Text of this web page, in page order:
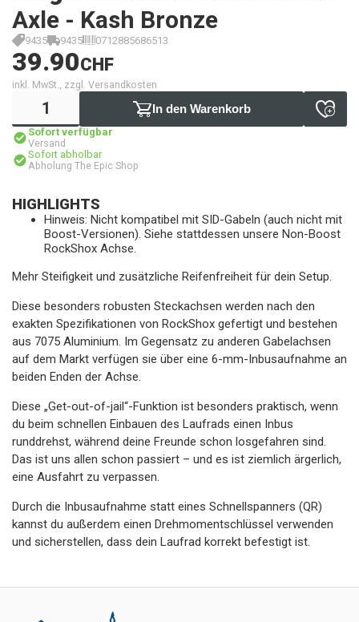
Axle - Kash Bronze
9435 9435 0712885686513
39.90CHF
inkl. MwSt., zzgl. Versandkosten
In den Warenkorb
Sofort verfügbar
Versand
Sofort abholbar
Abholung The Epic Shop
HIGHLIGHTS
Hinweis: Nicht kompatibel mit SID-Gabeln (auch nicht mit
Boost-Versionen). Siehe stattdessen unsere Non-Boost
RockShox Achse.
Mehr Steifigkeit und zusätzliche Reifenfreiheit für dein Setup.
Diese besonders robusten Steckachsen werden nach den
exakten Spezifikationen von RockShox gefertigt und bestehen
aus 7075 Aluminium. Im Gegensatz zu anderen Gabelachsen
auf dem Markt verfügen sie über eine 6-mm-Inbusaufnahme an
beiden Enden der Achse.
Diese „Get-out-of-jail“-Funktion ist besonders praktisch, wenn
du beim schnellen Einbauen des Laufrads einen Inbus
runddrehst, während deine Freunde schon losgefahren sind.
Das ist uns allen schon passiert – und es ist ziemlich ärgerlich,
eine Ausfahrt zu verpassen.
Durch die Inbusaufnahme statt eines Schnellspanners (QR)
kannst du außerdem einen Drehmomentschlüssel verwenden
und sicherstellen, dass dein Laufrad korrekt befestigt ist.